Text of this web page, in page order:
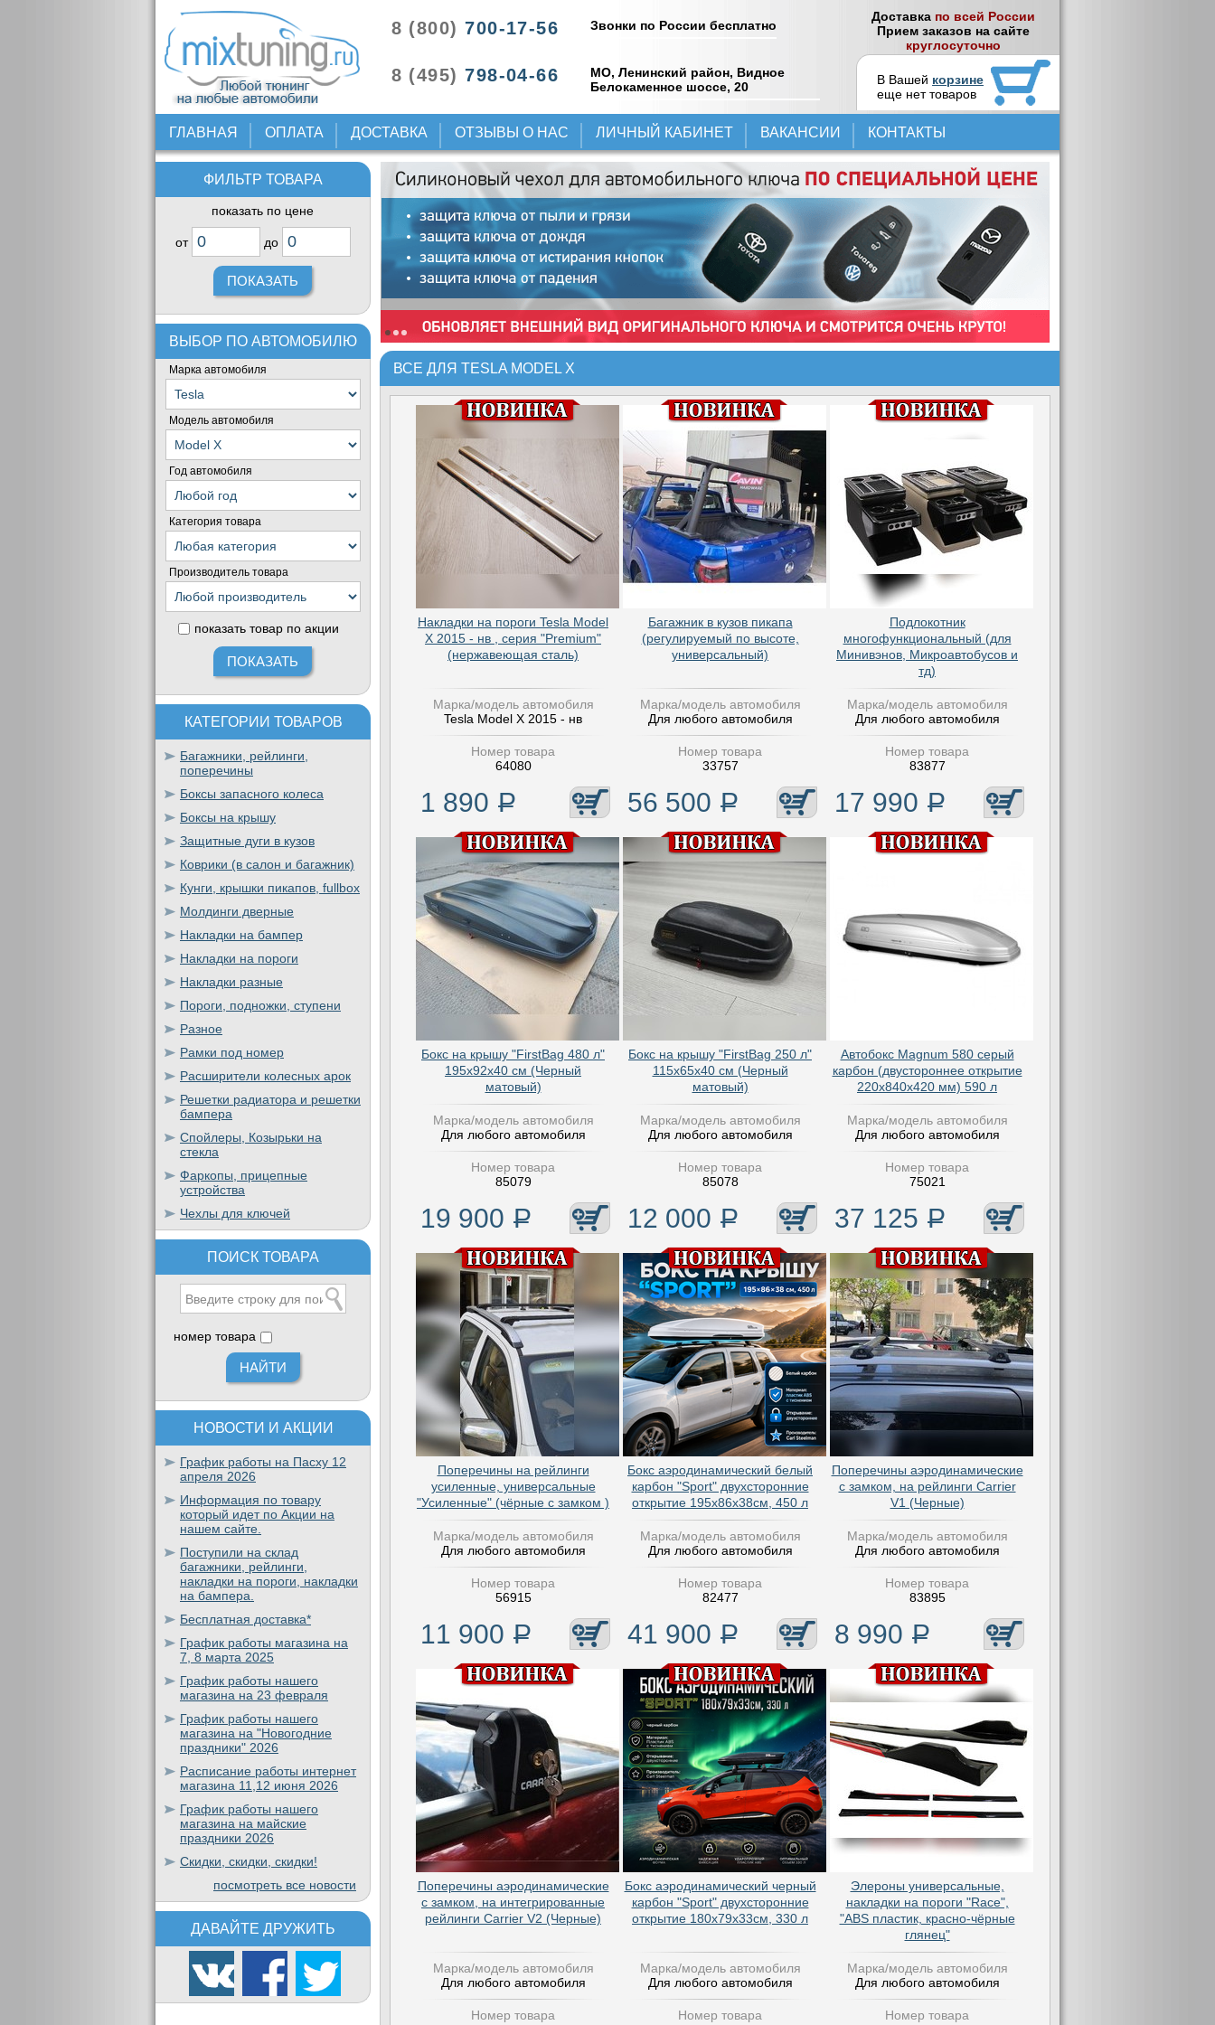
8 (800) 700-17-56
8 (495) 798-04-66
Звонки по России бесплатно
МО, Ленинский район, Видное
Белокаменное шоссе, 20
Доставка по всей России
Прием заказов на сайте
круглосуточно
В Вашей корзине
еще нет товаров
ГЛАВНАЯ ОПЛАТА ДОСТАВКА ОТЗЫВЫ О НАС ЛИЧНЫЙ КАБИНЕТ ВАКАНСИИ КОНТАКТЫ
ФИЛЬТР ТОВАРА
показать по цене
от до
ВЫБОР ПО АВТОМОБИЛЮ
Марка автомобиля
Модель автомобиля
Год автомобиля
Категория товара
Производитель товара
показать товар по акции
КАТЕГОРИИ ТОВАРОВ
Багажники, рейлинги,
поперечины
Боксы запасного колеса
Боксы на крышу
Защитные дуги в кузов
Коврики (в салон и багажник)
Кунги, крышки пикапов, fullbox
Молдинги дверные
Накладки на бампер
Накладки на пороги
Накладки разные
Пороги, подножки, ступени
Разное
Рамки под номер
Расширители колесных арок
Решетки радиатора и решетки
бампера
Спойлеры, Козырьки на
стекла
Фаркопы, прицепные
устройства
Чехлы для ключей
ПОИСК ТОВАРА
номер товара
НОВОСТИ И АКЦИИ
График работы на Пасху 12
апреля 2026
Информация по товару
который идет по Акции на
нашем сайте.
Поступили на склад
багажники, рейлинги,
накладки на пороги, накладки
на бампера.
Бесплатная доставка*
График работы магазина на
7, 8 марта 2025
График работы нашего
магазина на 23 февраля
График работы нашего
магазина на "Новогодние
праздники" 2026
Расписание работы интернет
магазина 11,12 июня 2026
График работы нашего
магазина на майские
праздники 2026
Скидки, скидки, скидки!
посмотреть все новости
ДАВАЙТЕ ДРУЖИТЬ
ВСЕ ДЛЯ TESLA MODEL X
Накладки на пороги Tesla Model
X 2015 - нв , серия "Premium"
(нержавеющая сталь)
Марка/модель автомобиля
Tesla Model X 2015 - нв
Номер товара
64080
1 890 Р
Багажник в кузов пикапа
(регулируемый по высоте,
универсальный)
Марка/модель автомобиля
Для любого автомобиля
Номер товара
33757
56 500 Р
Подлокотник
многофункциональный (для
Минивэнов, Микроавтобусов и
тд)
Марка/модель автомобиля
Для любого автомобиля
Номер товара
83877
17 990 Р
Бокс на крышу "FirstBag 480 л"
195х92х40 см (Черный
матовый)
Марка/модель автомобиля
Для любого автомобиля
Номер товара
85079
19 900 Р
Бокс на крышу "FirstBag 250 л"
115х65х40 см (Черный
матовый)
Марка/модель автомобиля
Для любого автомобиля
Номер товара
85078
12 000 Р
Автобокс Magnum 580 серый
карбон (двустороннее открытие
220х840х420 мм) 590 л
Марка/модель автомобиля
Для любого автомобиля
Номер товара
75021
37 125 Р
Поперечины на рейлинги
усиленные, универсальные
"Усиленные" (чёрные с замком )
Марка/модель автомобиля
Для любого автомобиля
Номер товара
56915
11 900 Р
Бокс аэродинамический белый
карбон "Sport" двухсторонние
открытие 195х86х38см, 450 л
Марка/модель автомобиля
Для любого автомобиля
Номер товара
82477
41 900 Р
Поперечины аэродинамические
с замком, на рейлинги Carrier
V1 (Черные)
Марка/модель автомобиля
Для любого автомобиля
Номер товара
83895
8 990 Р
Поперечины аэродинамические
с замком, на интегрированные
рейлинги Carrier V2 (Черные)
Марка/модель автомобиля
Для любого автомобиля
Номер товара
Бокс аэродинамический черный
карбон "Sport" двухсторонние
открытие 180х79х33см, 330 л
Марка/модель автомобиля
Для любого автомобиля
Номер товара
Элероны универсальные,
накладки на пороги "Race",
"ABS пластик, красно-чёрные
глянец"
Марка/модель автомобиля
Для любого автомобиля
Номер товара